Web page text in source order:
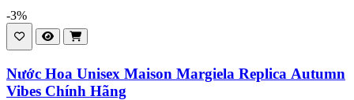
-3%
Nước Hoa Unisex Maison Margiela Replica Autumn
Vibes Chính Hãng